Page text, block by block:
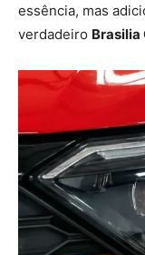
essência, mas
verdadeiro Brasilia